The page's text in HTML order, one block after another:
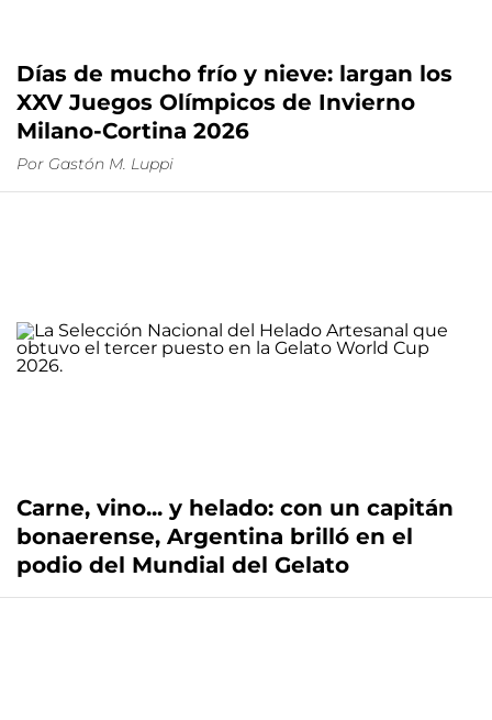
Días de mucho frío y nieve: largan los
XXV Juegos Olímpicos de Invierno
Milano-Cortina 2026
Por Gastón M. Luppi
Carne, vino... y helado: con un capitán
bonaerense, Argentina brilló en el
podio del Mundial del Gelato